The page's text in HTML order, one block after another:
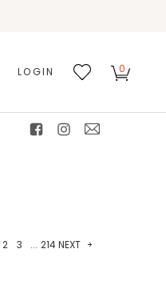
LOGIN 0
2 3 ... 214NEXT